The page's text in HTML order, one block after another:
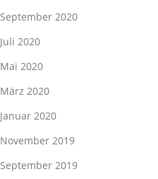
September 2020
Juli 2020
Mai 2020
März 2020
Januar 2020
November 2019
September 2019